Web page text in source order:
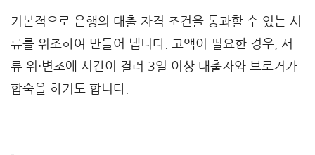
기본적으로 은행의 대출 자격 조건을 통과할 수 있는 서
류를 위조하여 만들어 냅니다. 고액이 필요한 경우, 서
류 위·변조에 시간이 걸려 3일 이상 대출자와 브로커가
합숙을 하기도 합니다.